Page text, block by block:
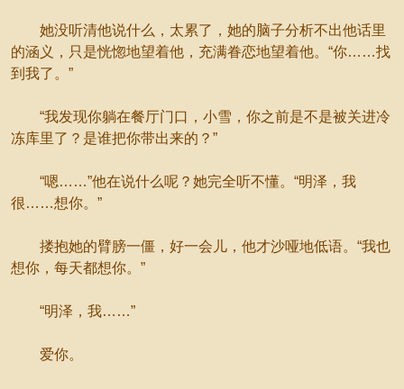
她没听清他说什么，太累了，她的脑子分析不出他话里
的涵义，只是恍惚地望着他，充满眷恋地望着他。“你……找
到我了。”
“我发现你躺在餐厅门口，小雪，你之前是不是被关进冷
冻库里了？是谁把你带出来的？”
“嗯……”他在说什么呢？她完全听不懂。“明泽，我
很……想你。”
搂抱她的臂膀一僵，好一会儿，他才沙哑地低语。“我也
想你，每天都想你。”
“明泽，我……”
爱你。